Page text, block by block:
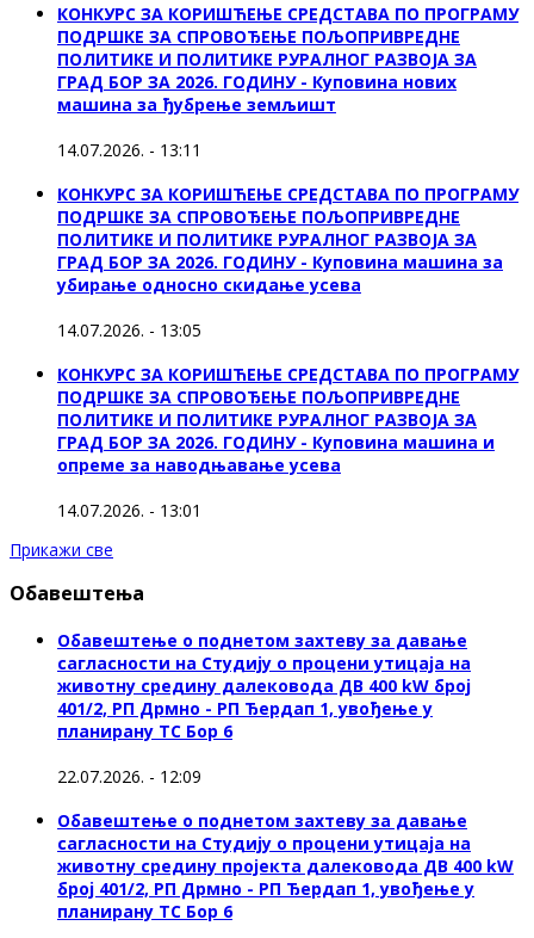
КОНКУРС ЗА КОРИШЋЕЊЕ СРЕДСТАВА ПО ПРОГРАМУ
ПОДРШКЕ ЗА СПРОВОЂЕЊЕ ПОЉОПРИВРЕДНЕ
ПОЛИТИКЕ И ПОЛИТИКЕ РУРАЛНОГ РАЗВОЈА ЗА
ГРАД БОР ЗА 2026. ГОДИНУ - Куповина нових
машина за ђубрење земљишт
14.07.2026. - 13:11
КОНКУРС ЗА КОРИШЋЕЊЕ СРЕДСТАВА ПО ПРОГРАМУ
ПОДРШКЕ ЗА СПРОВОЂЕЊЕ ПОЉОПРИВРЕДНЕ
ПОЛИТИКЕ И ПОЛИТИКЕ РУРАЛНОГ РАЗВОЈА ЗА
ГРАД БОР ЗА 2026. ГОДИНУ - Куповинa машина за
убирање односно скидање усева
14.07.2026. - 13:05
КОНКУРС ЗА КОРИШЋЕЊЕ СРЕДСТАВА ПО ПРОГРАМУ
ПОДРШКЕ ЗА СПРОВОЂЕЊЕ ПОЉОПРИВРЕДНЕ
ПОЛИТИКЕ И ПОЛИТИКЕ РУРАЛНОГ РАЗВОЈА ЗА
ГРАД БОР ЗА 2026. ГОДИНУ - Куповина машина и
опреме за наводњавање усева
14.07.2026. - 13:01
Прикажи све
Обавештења
Обавештење о поднетом захтеву за давање
сагласности на Студију о процени утицаја на
животну средину далековода ДВ 400 kW број
401/2, РП Дрмно - РП Ђердап 1, увођење у
планирану ТС Бор 6
22.07.2026. - 12:09
Обавештење о поднетом захтеву за давање
сагласности на Студију о процени утицаја на
животну средину пројекта далековода ДВ 400 kW
број 401/2, РП Дрмно - РП Ђердап 1, увођење у
планирану ТС Бор 6